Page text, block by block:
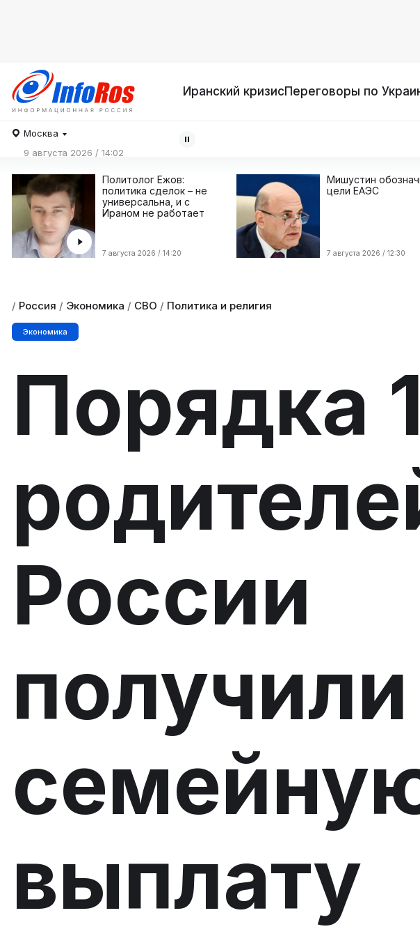
Иранский кризисПереговоры по
Москва
9 августа 2026 / 14:02
Политолог Ежов:
политика сделок – не
универсальна, и с
Ираном не работает
7 августа 2026 / 14:20
Мишустин
цели ЕАЭС
7 августа 2026 / 12:30
/ Россия / Экономика / СВО / Политика и религия
Экономика
Порядка
России
выплату